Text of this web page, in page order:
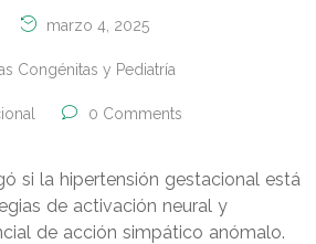
marzo 4, 2025
Congénitas y Pediatría
0 Comments
si la hipertensión gestacional está
de activación neural y
de acción simpático anómalo.